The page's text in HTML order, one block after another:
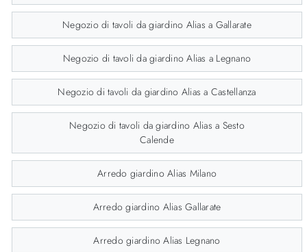
Negozio di tavoli da giardino Alias a Gallarate
Negozio di tavoli da giardino Alias a Legnano
Negozio di tavoli da giardino Alias a Castellanza
Negozio di tavoli da giardino Alias a Sesto
Calende
Arredo giardino Alias Milano
Arredo giardino Alias Gallarate
Arredo giardino Alias Legnano